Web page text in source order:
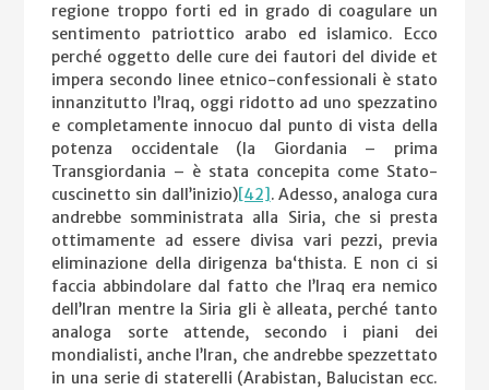
regione troppo forti ed in grado di coagulare un
sentimento patriottico arabo ed islamico. Ecco
perché oggetto delle cure dei fautori del divide et
impera secondo linee etnico-confessionali è stato
innanzitutto l’Iraq, oggi ridotto ad uno spezzatino
e completamente innocuo dal punto di vista della
potenza occidentale (la Giordania – prima
Transgiordania – è stata concepita come Stato-
cuscinetto sin dall’inizio)[42]. Adesso, analoga cura
andrebbe somministrata alla Siria, che si presta
ottimamente ad essere divisa vari pezzi, previa
eliminazione della dirigenza ba‘thista. E non ci si
faccia abbindolare dal fatto che l’Iraq era nemico
dell’Iran mentre la Siria gli è alleata, perché tanto
analoga sorte attende, secondo i piani dei
mondialisti, anche l’Iran, che andrebbe spezzettato
in una serie di staterelli (Arabistan, Balucistan ecc.